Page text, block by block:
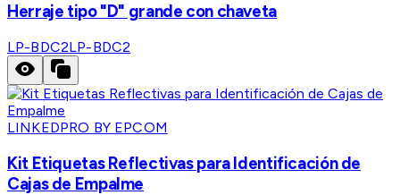
Herraje tipo "D" grande con chaveta
LP-BDC2LP-BDC2
LINKEDPRO BY EPCOM
Kit Etiquetas Reflectivas para Identificación de
Cajas de Empalme